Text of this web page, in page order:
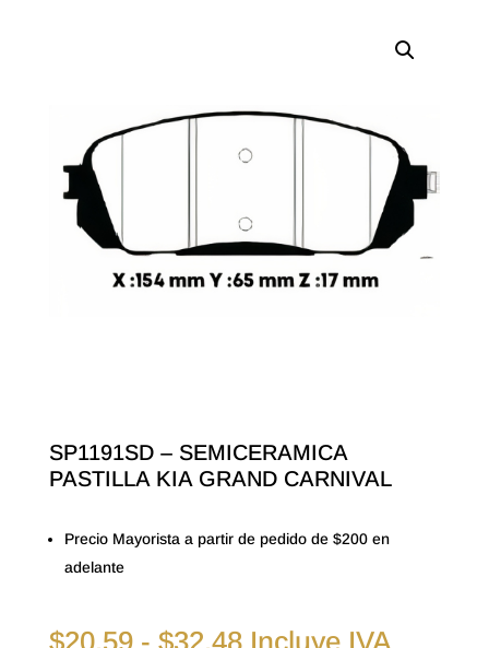
SP1191SD – SEMICERAMICA
PASTILLA KIA GRAND CARNIVAL
Precio Mayorista a partir de pedido de $200 en
adelante
Rango